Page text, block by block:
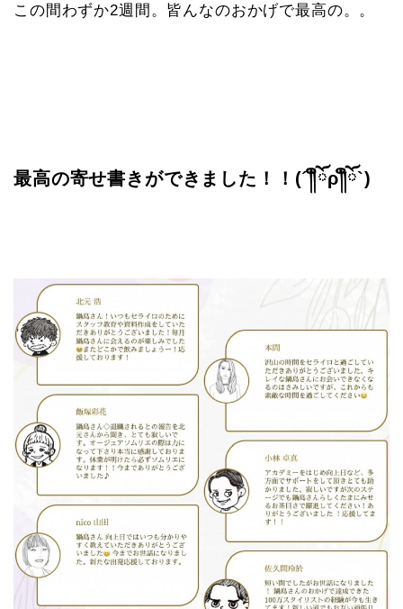
この間わずか2週間。皆んなのおかげで最高の。。
最高の寄せ書きができました！！(´༎ຶོρ༎ຶོ`)